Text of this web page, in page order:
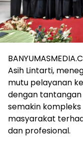
Asih Lintarti,
mutu pelayanan
dengan
semakin
masyarakat
dan profesional.